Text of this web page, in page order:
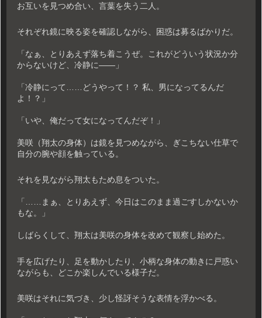
お互いを見つめ合い、言葉を失う二人。
それぞれ鏡に映る姿を確認しながら、困惑は募るばかりだ。
「なぁ、とりあえず落ち着こうぜ。これがどういう状況か分
からないけど、冷静に――」
「冷静にって……どうやって！？ 私、男になってるんだ
よ！？」
「いや、俺だって女になってんだぞ！」
美咲（翔太の身体）は鏡を見つめながら、ぎこちない仕草で
自分の腕や顔を触っている。
それを見ながら翔太もため息をついた。
「……まぁ、とりあえず、今日はこのまま過ごすしかないか
もな。」
しばらくして、翔太は美咲の身体を改めて観察し始めた。
手を広げたり、足を動かしたり、小柄な身体の動きに戸惑い
ながらも、どこか楽しんでいる様子だ。
美咲はそれに気づき、少し怪訝そうな表情を浮かべる。